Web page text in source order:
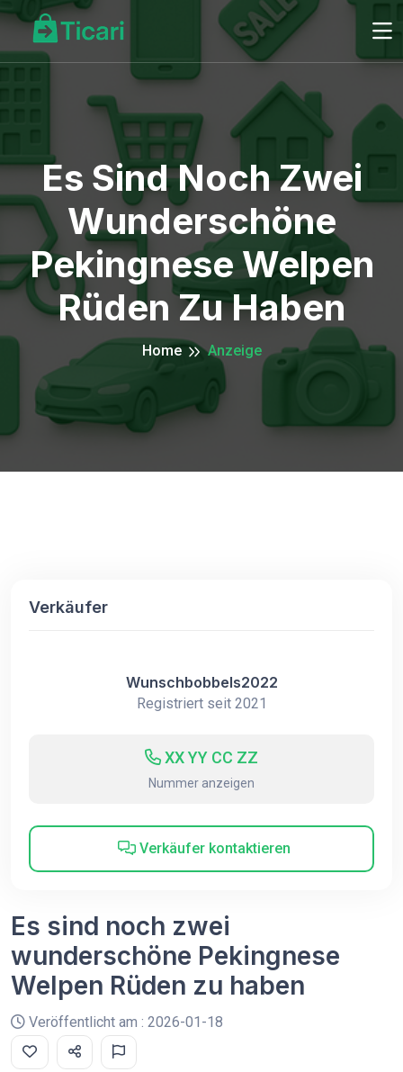
Es Sind Noch Zwei
Wunderschöne
Pekingnese Welpen
Rüden Zu Haben
Home Anzeige
Verkäufer
Wunschbobbels2022
Registriert seit 2021
XX YY CC ZZ
Nummer anzeigen
Verkäufer kontaktieren
Es sind noch zwei
wunderschöne Pekingnese
Welpen Rüden zu haben
Veröffentlicht am : 2026-01-18